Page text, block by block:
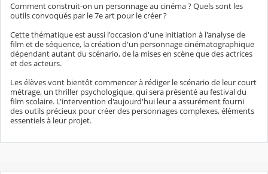
Comment construit-on un personnage au cinéma ? Quels sont les
outils convoqués par le 7e art pour le créer ?
Cette thématique est aussi l'occasion d'une initiation à l'analyse de
film et de séquence, la création d'un personnage cinématographique
dépendant autant du scénario, de la mises en scène que des actrices
et des acteurs.
Les élèves vont bientôt commencer à rédiger le scénario de leur court
métrage, un thriller psychologique, qui sera présenté au festival du
film scolaire. L'intervention d'aujourd'hui leur a assurément fourni
des outils précieux pour créer des personnages complexes, éléments
essentiels à leur projet.